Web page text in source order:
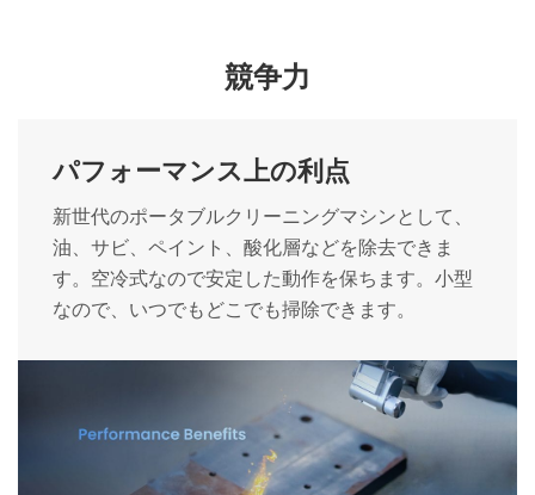
競争力
パフォーマンス上の利点
新世代のポータブルクリーニングマシンとして、
油、サビ、ペイント、酸化層などを除去できま
す。空冷式なので安定した動作を保ちます。小型
なので、いつでもどこでも掃除できます。